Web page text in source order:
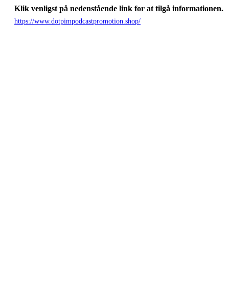
Klik venligst på nedenstående link for at tilgå informationen.
https://www.dotpimpodcastpromotion.shop/